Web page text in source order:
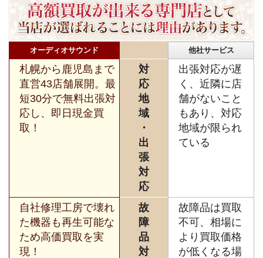
オーディオサウンド 他社サービス
札幌から鹿児島まで
直営43店舗展開。最
短30分で無料出張対
応し、即日現金買
取！
対
応
地
域
・
出
張
対
応
出張対応が遅
く、近隣に店
舗がないこと
もあり、対応
地域が限られ
ている
自社修理工房で壊れ
た機器も再生可能な
ため高価買取を実
現！
故
障
品
対
故障品は買取
不可、相場に
より買取価格
が低くなる場